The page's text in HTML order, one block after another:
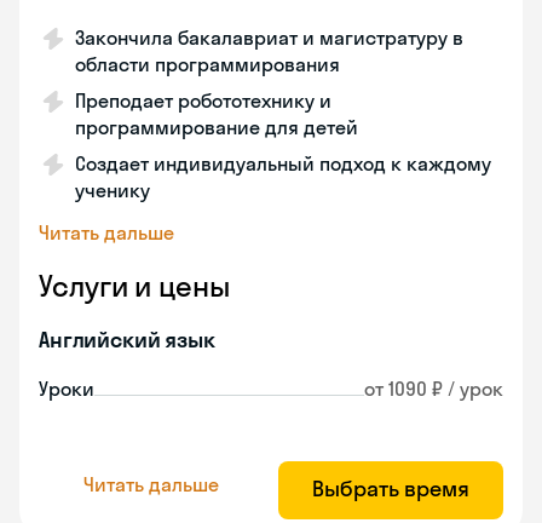
Закончила бакалавриат и магистратуру в
области программирования
Преподает робототехнику и
программирование для детей
Создает индивидуальный подход к каждому
ученику
Читать дальше
Услуги и цены
Английский язык
Уроки от 1090 ₽ / урок
Читать дальше Выбрать время